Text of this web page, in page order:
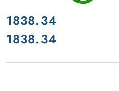
cena:
1838.34
Cena:
1838.34